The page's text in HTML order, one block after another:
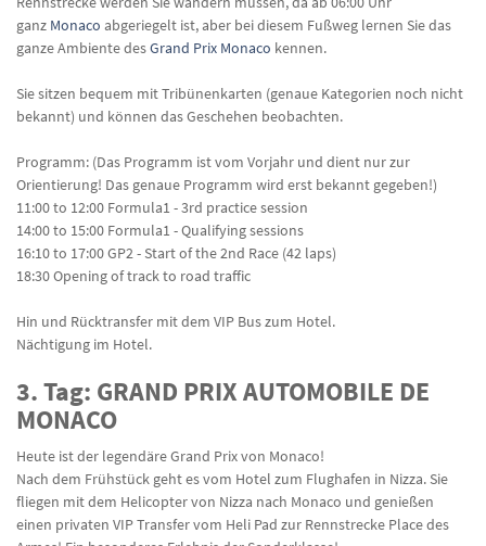
ganz Monaco abgeriegelt ist, aber bei diesem Fußweg lernen Sie das
ganze Ambiente desGrand Prix Monaco kennen.
Sie sitzen bequem mit Tribünenkarten (genaue Kategorien noch nicht
bekannt) und können das Geschehen beobachten.
Programm: (Das Programm ist vom Vorjahr und dient nur zur
Orientierung! Das genaue Programm wird erst bekannt gegeben!)
11:00 to 12:00 Formula1 - 3rd practice session
14:00 to 15:00 Formula1 - Qualifying sessions
16:10 to 17:00 GP2 - Start of the 2nd Race (42 laps)
18:30 Opening of track to road traffic
Hin und Rücktransfer mit dem VIP Bus zum Hotel.
Nächtigung im Hotel.
3. Tag: GRAND PRIX AUTOMOBILE DE
MONACO
Heute ist der legendäre Grand Prix von Monaco!
Nach dem Frühstück geht es vom Hotel zum Flughafen in Nizza. Sie
fliegen mit dem Helicopter von Nizza nach Monaco und genießen
einen privaten VIP Transfer vom Heli Pad zur Rennstrecke Place des